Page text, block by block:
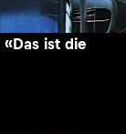
ist die